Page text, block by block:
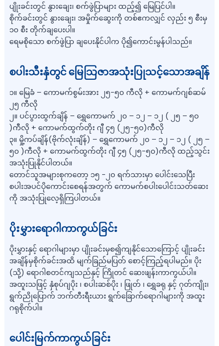
ပျိုးခင်းတွင် နွားချေး၊ စက်ဖွဲပြာများ ထည့်၍ မြေပြင်ပါ။
စိုက်ခင်းတွင် နွားချေး၊ အမှိုက်ဆွေးကို တစ်ဧကလျှင် လှည်း ၅ စီးမှ
၁၀ စီး တိုက်ချပေးပါ။
ရေမစိုသော စက်ဖွဲပြာ ချပေးနိုင်ပါက ပို၍ကောင်းမွန်ပါသည်။
စပါးသီးနှံတွင် မြေသြဇာအသုံးပြုသင့်သောအချိန်
၁။ မြေခံ – ကောမက်စွမ်းအား ၂၅-၅၀ ကီလို + ကောမက်ဂျစ်ဆမ်
၂၅ ကီလို
၂။ ပင်ပွားထွက်ချိန် – ရွှေကောမက် ၂၀ – ၁၂ – ၁၂ ( ၂၅ – ၅၀
)ကီလို + ကောမက်ထွက်တိုး ဂျီ ၄၅ (၂၅-၅၀)ကီလို
၃။ မှို့ကပ်ချိန်(ဗိုက်လုံးချိန်) – ရွှေကောမက် ၂၀ – ၁၂ – ၁၂ ( ၂၅ –
၅၀ )ကီလို + ကောမက်ထွက်တိုး ဂျီ ၄၅ (၂၅-၅၀)ကီလို ထည့်သွင်း
အသုံးပြုနိုင်ပါတယ်။
တောင်သူအများစုကတော့ ၁၅ -၂၀ ရက်သားမှာ ပေါင်းသေပြီး
စပါးအပင်ပိုကောင်းစေရန်အတွက် ကောမက်စပါးပေါင်းသတ်ဆေး
ကို အသုံးပြုလေ့ရှိကြပါတယ်။
ပိုးမွှားရောဂါကာကွယ်ခြင်း
ပိုးမွှားနှင့် ရောဂါများမှာ ပျိုးခင်းမှစ၍ကျနိုင်သောကြောင့် ပျိုးခင်း
အချိန်မှစိုက်ခင်းအထိ မျက်ခြည်မပြတ် စောင့်ကြည့်ရပါမည်။ ပိုး
(သို့) ရောဂါစတင်ကျသည်နှင့် ကြိုတင် ဆေးဖျန်းကာကွယ်ပါ။
အထူးသဖြင့် နှံစုပ်ဂျပိုး ၊ စပါးဆစ်ပိုး ၊ ဖြုတ် ၊ ရွှေခရု နှင့် ဂုတ်ကျိုး၊
ရွက်ညိုပြောက် ဘက်တီးရီးယား ရွက်ခြောက်ရောဂါများကို အထူး
ဂရုစိုက်ပါ။
ပေါင်းမြက်ကာကွယ်ခြင်း